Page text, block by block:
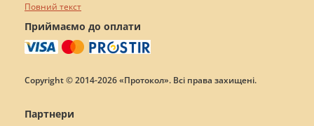
Повний текст
Приймаємо до оплати
Copyright © 2014-2026 «Протокол». Всі права захищені.
Партнери